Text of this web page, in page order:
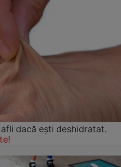
dacă eşti deshidratat.